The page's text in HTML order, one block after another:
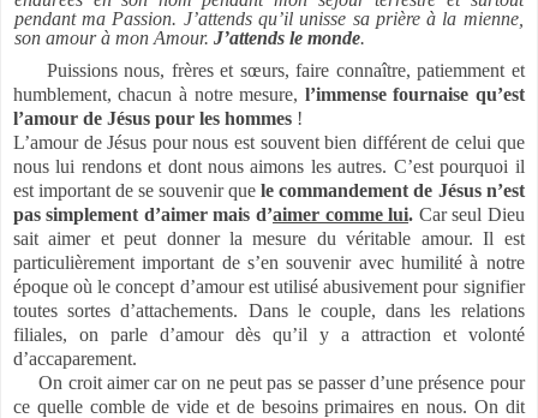
pendant ma Passion. J’attends qu’il unisse sa prière à la mienne,
son amour à mon Amour. J’attends le monde.
Puissions nous, frères et sœurs, faire connaître, patiemment et
humblement, chacun à notre mesure, l’immense fournaise qu’est
l’amour de Jésus pour les hommes!
L’amour de Jésus pour nous est souvent bien différent de celui que
nous lui rendons et dont nous aimons les autres. C’est pourquoi il
est important de se souvenir quele commandement de Jésus n’est
pas simplement d’aimer mais d’aimer comme lui. Car seul Dieu
sait aimer et peut donner la mesure du véritable amour. Il est
particulièrement important de s’en souvenir avec humilité à notre
époque où le concept d’amour est utilisé abusivement pour signifier
toutes sortes d’attachements. Dans le couple, dans les relations
filiales, on parle d’amour dès qu’il y a attraction et volonté
d’accaparement.
On croit aimer car on ne peut pas se passer d’une présence pour
ce quelle comble de vide et de besoins primaires en nous. On dit